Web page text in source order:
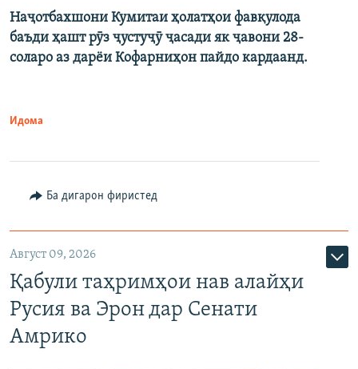
Наҷотбахшони Кумитаи ҳолатҳои фавқулода
баъди ҳашт рӯз ҷустуҷӯ ҷасади як ҷавони 28-
соларо аз дарёи Кофарниҳон пайдо кардаанд.
Идома
Ба дигарон фиристед
Август 09, 2026
Қабули таҳримҳои нав алайҳи
Русия ва Эрон дар Сенати
Амрико